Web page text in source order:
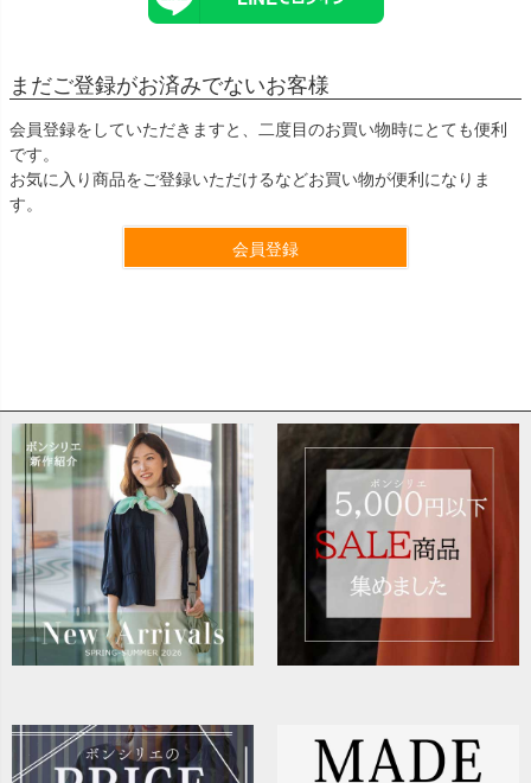
まだご登録がお済みでないお客様
会員登録をしていただきますと、二度目のお買い物時にとても便利
です。
お気に入り商品をご登録いただけるなどお買い物が便利になりま
す。
会員登録